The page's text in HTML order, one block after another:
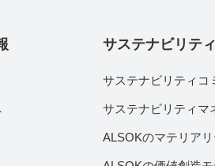
サステナビリティ
サステナビリティコ
サステナビリティマ
ALSOKのマテリアリ